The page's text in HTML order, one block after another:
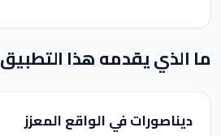
ما الذي يقدمه هذا التطبيق
ديناصورات في الواقع المعزز